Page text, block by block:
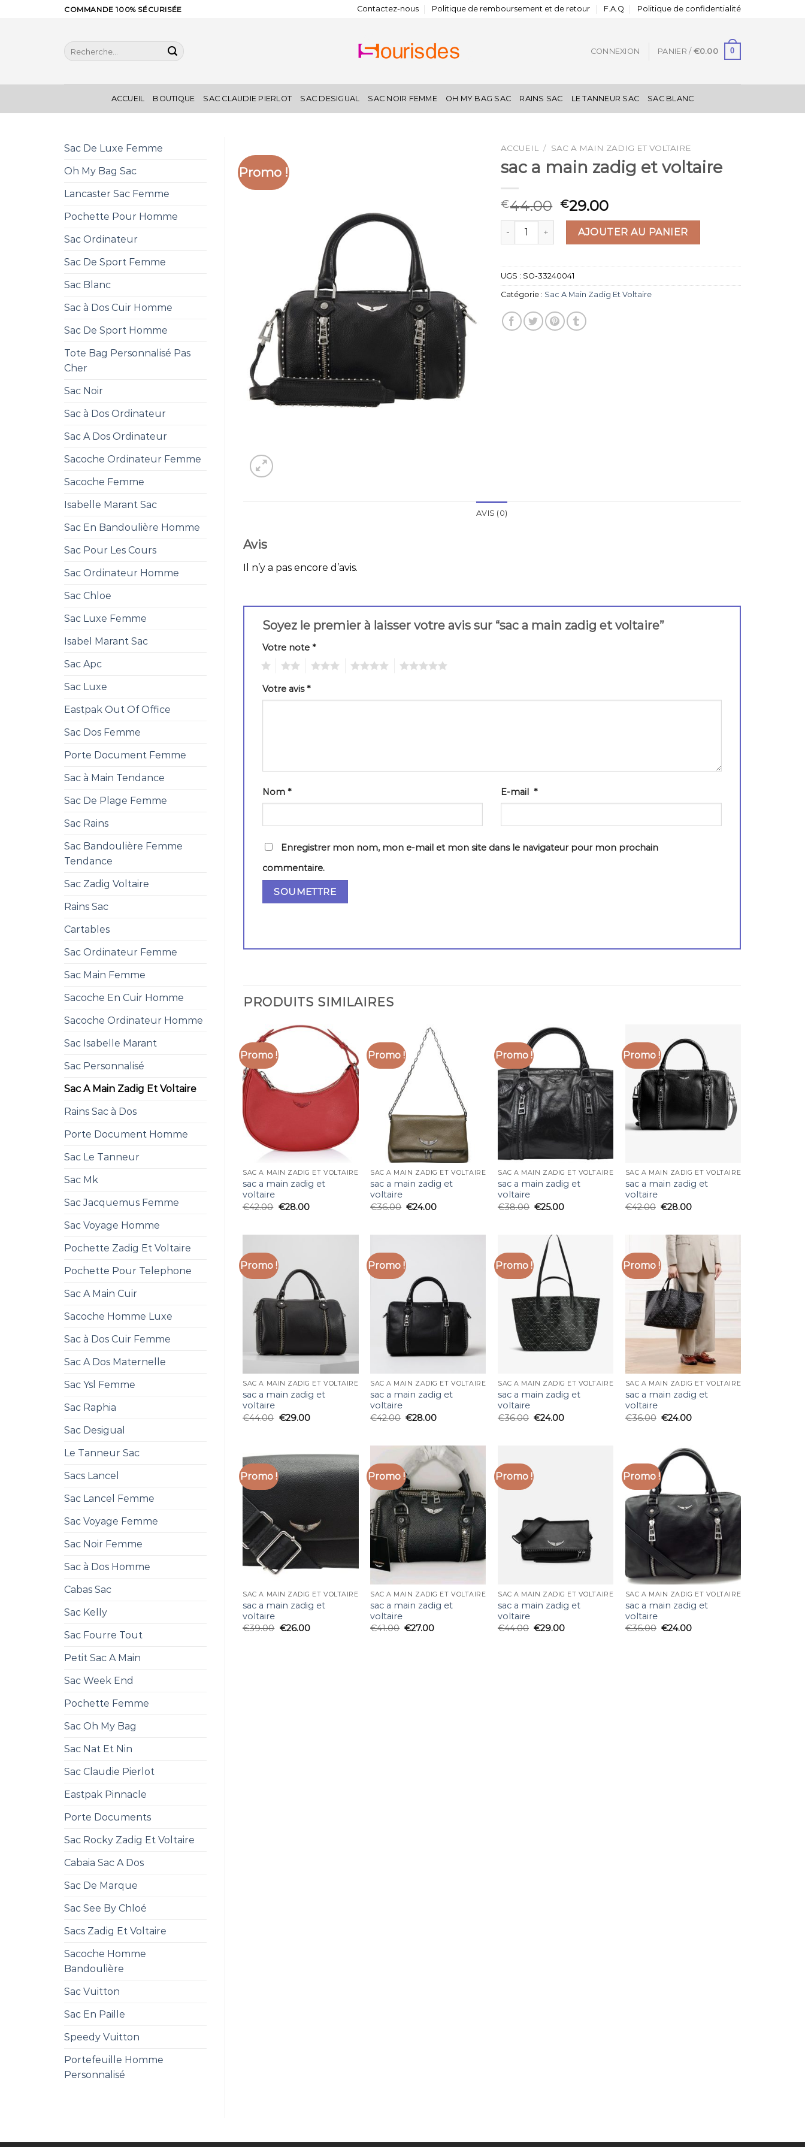
COMMANDE 100% SÉCURISÉE Contactez-nous Politique de remboursement et de retour F.A.Q Politique de confidentialité
Recherche
pour :
CONNEXION PANIER / €0.00 0
ACCUEIL BOUTIQUE SAC CLAUDIE PIERLOT SAC DESIGUAL SAC NOIR FEMME OH MY BAG SAC RAINS SAC LE TANNEUR SAC SAC BLANC
Sac De Luxe Femme
Oh My Bag Sac
Lancaster Sac Femme
Pochette Pour Homme
Sac Ordinateur
Sac De Sport Femme
Sac Blanc
Sac à Dos Cuir Homme
Sac De Sport Homme
Tote Bag Personnalisé Pas
Cher
Sac Noir
Sac à Dos Ordinateur
Sac A Dos Ordinateur
Sacoche Ordinateur Femme
Sacoche Femme
Isabelle Marant Sac
Sac En Bandoulière Homme
Sac Pour Les Cours
Sac Ordinateur Homme
Sac Chloe
Sac Luxe Femme
Isabel Marant Sac
Sac Apc
Sac Luxe
Eastpak Out Of Office
Sac Dos Femme
Porte Document Femme
Sac à Main Tendance
Sac De Plage Femme
Sac Rains
Sac Bandoulière Femme
Tendance
Sac Zadig Voltaire
Rains Sac
Cartables
Sac Ordinateur Femme
Sac Main Femme
Sacoche En Cuir Homme
Sacoche Ordinateur Homme
Sac Isabelle Marant
Sac Personnalisé
Sac A Main Zadig Et Voltaire
Rains Sac à Dos
Porte Document Homme
Sac Le Tanneur
Sac Mk
Sac Jacquemus Femme
Sac Voyage Homme
Pochette Zadig Et Voltaire
Pochette Pour Telephone
Sac A Main Cuir
Sacoche Homme Luxe
Sac à Dos Cuir Femme
Sac A Dos Maternelle
Sac Ysl Femme
Sac Raphia
Sac Desigual
Le Tanneur Sac
Sacs Lancel
Sac Lancel Femme
Sac Voyage Femme
Sac Noir Femme
Sac à Dos Homme
Cabas Sac
Sac Kelly
Sac Fourre Tout
Petit Sac A Main
Sac Week End
Pochette Femme
Sac Oh My Bag
Sac Nat Et Nin
Sac Claudie Pierlot
Eastpak Pinnacle
Porte Documents
Sac Rocky Zadig Et Voltaire
Cabaia Sac A Dos
Sac De Marque
Sac See By Chloé
Sacs Zadig Et Voltaire
Sacoche Homme
Bandoulière
Sac Vuitton
Sac En Paille
Speedy Vuitton
Portefeuille Homme
Personnalisé
Promo !
ACCUEIL / SAC A MAIN ZADIG ET VOLTAIRE
sac a main zadig et voltaire
€44.00 €29.00
quantité de sac a main zadig et voltaire
AJOUTER AU PANIER
UGS : SO-33240041
Catégorie : Sac A Main Zadig Et Voltaire
AVIS (0)
Avis
Il n’y a pas encore d’avis.
Soyez le premier à laisser votre avis sur “sac a main zadig et voltaire”
Votre note *
Votre avis*
Nom * E-mail*
Enregistrer mon nom, mon e-mail et mon site dans le navigateur pour mon prochain
commentaire.
PRODUITS SIMILAIRES
Promo !
SAC A MAIN ZADIG ET VOLTAIRE
sac a main zadig et
voltaire
€42.00 €28.00
Promo !
SAC A MAIN ZADIG ET VOLTAIRE
sac a main zadig et
voltaire
€36.00 €24.00
Promo !
SAC A MAIN ZADIG ET VOLTAIRE
sac a main zadig et
voltaire
€38.00 €25.00
Promo !
SAC A MAIN ZADIG ET VOLTAIRE
sac a main zadig et
voltaire
€42.00 €28.00
Promo !
SAC A MAIN ZADIG ET VOLTAIRE
sac a main zadig et
voltaire
€44.00 €29.00
Promo !
SAC A MAIN ZADIG ET VOLTAIRE
sac a main zadig et
voltaire
€42.00 €28.00
Promo !
SAC A MAIN ZADIG ET VOLTAIRE
sac a main zadig et
voltaire
€36.00 €24.00
Promo !
SAC A MAIN ZADIG ET VOLTAIRE
sac a main zadig et
voltaire
€36.00 €24.00
Promo !
SAC A MAIN ZADIG ET VOLTAIRE
sac a main zadig et
voltaire
€39.00 €26.00
Promo !
SAC A MAIN ZADIG ET VOLTAIRE
sac a main zadig et
voltaire
€41.00 €27.00
Promo !
SAC A MAIN ZADIG ET VOLTAIRE
sac a main zadig et
voltaire
€44.00 €29.00
Promo !
SAC A MAIN ZADIG ET VOLTAIRE
sac a main zadig et
voltaire
€36.00 €24.00